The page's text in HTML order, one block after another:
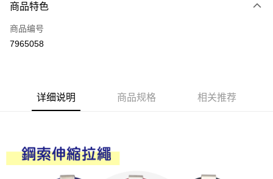
信用卡一次付款
超商取货付款
街口支付
Google Pay
商品特色
商品编号
7965058
详细说明 商品规格 相关推荐